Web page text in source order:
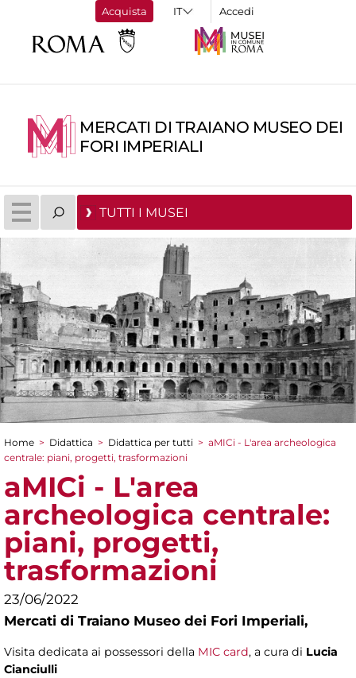
Acquista Accedi
MERCATI DI TRAIANO MUSEO DEI
FORI IMPERIALI
TUTTI I MUSEI
Tu sei qui
Home > Didattica > Didattica per tutti > aMICi - L'area archeologica
centrale: piani, progetti, trasformazioni
aMICi - L'area
archeologica centrale:
piani, progetti,
trasformazioni
23/06/2022
Mercati di Traiano Museo dei Fori Imperiali,
Visita dedicata ai possessori della MIC card, a cura di Lucia
Cianciulli